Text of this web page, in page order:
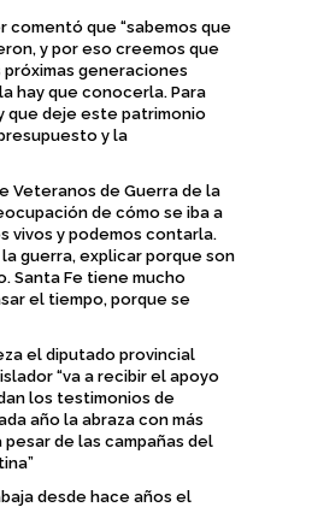
comentó que “sabemos que
y por eso creemos que
generaciones
hay que conocerla. Para
que deje este patrimonio
y la
Veteranos de Guerra de la
de cómo se iba a
vivos y podemos contarla.
guerra, explicar porque son
Santa Fe tiene mucho
el tiempo, porque se
el diputado provincial
“va a recibir el apoyo
los testimonios de
año la abraza con más
de las campañas del
desde hace años el